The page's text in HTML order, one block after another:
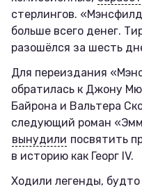
стерлингов.
больше всего денег.
разошёлся за шесть
Для переиздания
обратилась к Джону
Байрона и Вальтера
следующий роман
вынудили посвятить
в историю как Георг IV.
Ходили легенды,